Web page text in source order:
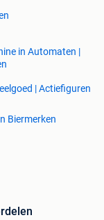
o.v.v.
in Automaten |
| Actiefiguren
Biermerken